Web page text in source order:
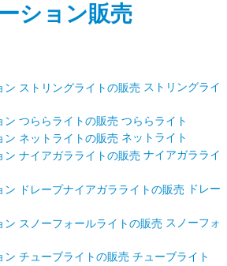
ストリングライ
つららライト
ネットライト
ナイアガラライ
ドレー
スノーフォ
チューブライト